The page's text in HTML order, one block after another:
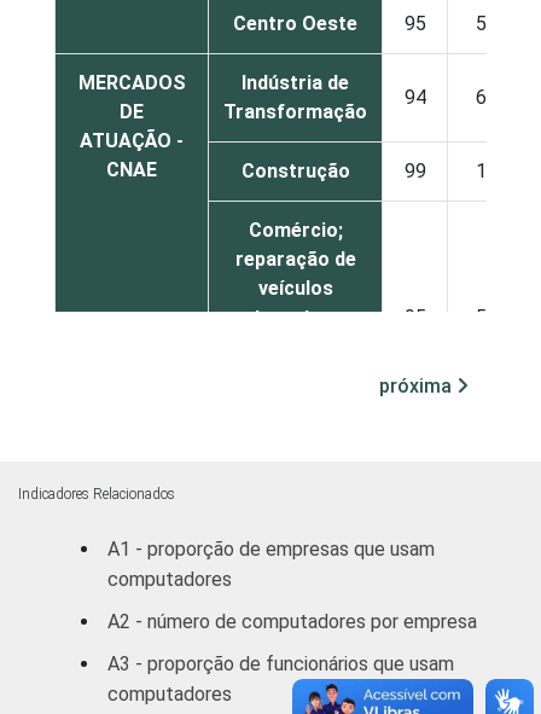
Centro Oeste 95 5
MERCADOS
DE
ATUAÇÃO -
CNAE
Indústria de
Transformação
94 6
Construção 99 1
Comércio;
reparação de
veículos
automotores,
95 5
Transporte,
armazenagem
comunicações
Atividades
próxima
Indicadores Relacionados
A1 - proporção de empresas que usam
computadores
A2 - número de computadores por empresa
A3 - proporção de funcionários que usam
computadores